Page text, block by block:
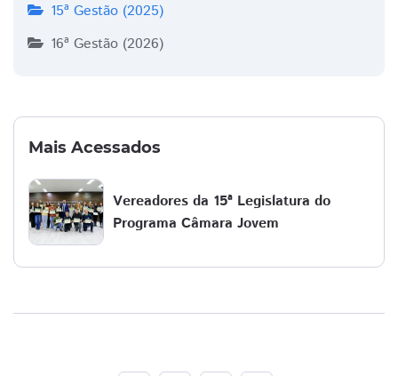
15ª Gestão (2025)
16ª Gestão (2026)
Mais Acessados
Vereadores da 15ª Legislatura do
Programa Câmara Jovem